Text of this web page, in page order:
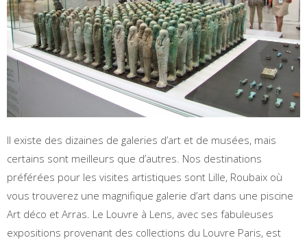
Il existe des dizaines de galeries d’art et de musées, mais
certains sont meilleurs que d’autres. Nos destinations
préférées pour les visites artistiques sont Lille, Roubaix où
vous trouverez une magnifique galerie d’art dans une piscine
Art déco et Arras. Le Louvre à Lens, avec ses fabuleuses
expositions provenant des collections du Louvre Paris, est